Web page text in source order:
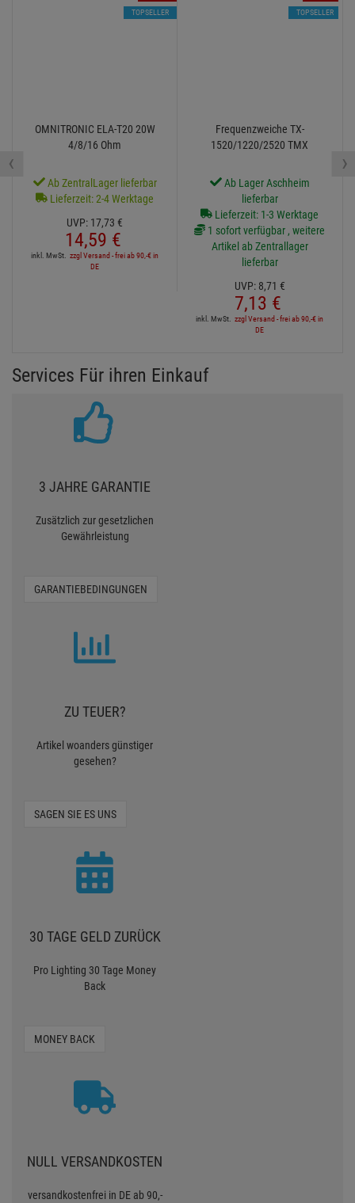
OMNITRONIC ELA-T20 20W
4/8/16 Ohm
Ab ZentralLager lieferbar
Lieferzeit: 2-4 Werktage
UVP: 17,73 €
14,59 €
inkl. MwSt. zzgl Versand - frei ab 90,-€ in
DE
TOPSELLER
Frequenzweiche TX-
1520/1220/2520 TMX
Ab Lager Aschheim
lieferbar
Lieferzeit: 1-3 Werktage
1 sofort verfügbar , weitere
Artikel ab Zentrallager
lieferbar
UVP: 8,71 €
7,13 €
inkl. MwSt. zzgl Versand - frei ab 90,-€ in
DE
TOPSELLER
‹ ›
Services Für ihren Einkauf
3 JAHRE GARANTIE
Zusätzlich zur gesetzlichen
Gewährleistung
GARANTIEBEDINGUNGEN
ZU TEUER?
Artikel woanders günstiger
gesehen?
SAGEN SIE ES UNS
30 TAGE GELD ZURÜCK
Pro Lighting 30 Tage Money
Back
MONEY BACK
NULL VERSANDKOSTEN
versandkostenfrei in DE ab 90,-